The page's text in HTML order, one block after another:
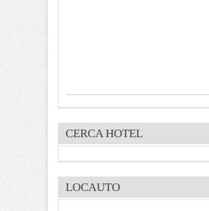
CERCA HOTEL
LOCAUTO